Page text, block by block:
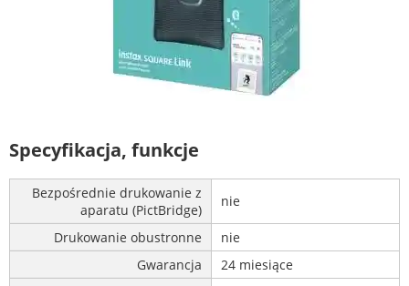
Specyfikacja, funkcje
Bezpośrednie drukowanie z
aparatu (PictBridge)
nie
Drukowanie obustronne
nie
Gwarancja
24 miesiące